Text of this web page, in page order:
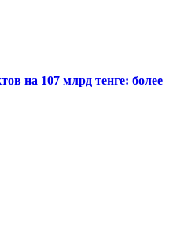
на 107 млрд тенге: более